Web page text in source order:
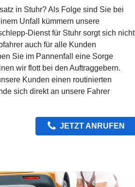
in Stuhr? Als Folge sind Sie bei
Unfall kümmern unsere
Dienst für Stuhr sorgt sich nicht
auch für alle Kunden
Sie im Pannenfall eine Sorge
wir flott bei den Auftraggebern.
Kunden einen routinierten
sich direkt an unsere Fahrer
JETZT ANRUFEN